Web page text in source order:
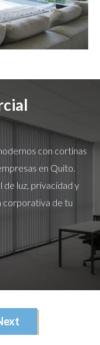
con cortinas
en Quito.
luz, privacidad y
corporativa de tu